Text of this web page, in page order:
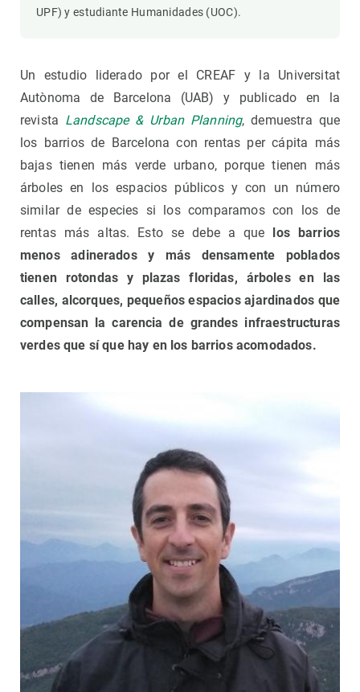
UPF) y estudiante Humanidades (UOC).
Un estudio liderado por el CREAF y la Universitat
Autònoma de Barcelona (UAB) y publicado en la
revista Landscape & Urban Planning, demuestra que
los barrios de Barcelona con rentas per cápita más
bajas tienen más verde urbano, porque tienen más
árboles en los espacios públicos y con un número
similar de especies si los comparamos con los de
rentas más altas. Esto se debe a que
los barrios
menos adinerados y más densamente poblados
tienen rotondas y plazas floridas, árboles en las
calles, alcorques, pequeños espacios ajardinados que
compensan la carencia de grandes infraestructuras
verdes que sí que hay en los barrios acomodados.